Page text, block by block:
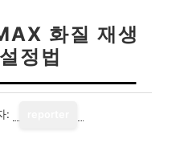
화질 재생
정법
: